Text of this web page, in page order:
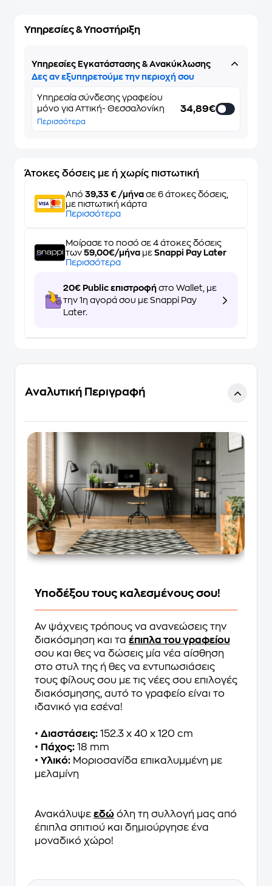
Υπηρεσίες & Υποστήριξη
Υπηρεσίες Εγκατάστασης & Ανακύκλωσης
Δες αν εξυπηρετούμε την περιοχή σου
Υπηρεσία σύνδεσης γραφείου
μόνο για Αττική- Θεσσαλονίκη
Περισσότερα
34,89€
Άτοκες δόσεις με ή χωρίς πιστωτική
Από 39,33 € /μήνα σε 6 άτοκες δόσεις,
με πιστωτική κάρτα
Περισσότερα
Μοίρασε το ποσό σε 4 άτοκες δόσεις
των 59,00€/μήνα με Snappi Pay Later
Περισσότερα
20€ Public επιστροφή στο Wallet, με
την 1η αγορά σου με Snappi Pay
Later.
Αναλυτική Περιγραφή
Υποδέξου τους καλεσμένους σου!
Αν ψάχνεις τρόπους να ανανεώσεις την
διακόσμηση και τα έπιπλα του γραφείου
σου και θες να δώσεις μία νέα αίσθηση
στο στυλ της ή θες να εντυπωσιάσεις
τους φίλους σου με τις νέες σου επιλογές
διακόσμησης, αυτό το γραφείο είναι το
ιδανικό για εσένα!
• Διαστάσεις: 152.3 x 40 x 120 cm
• Πάχος: 18 mm
• Υλικό: Μοριοσανίδα επικαλυμμένη με
μελαμίνη
Ανακάλυψε εδώ όλη τη συλλογή μας από
έπιπλα σπιτιού και δημιούργησε ένα
μοναδικό χώρο!